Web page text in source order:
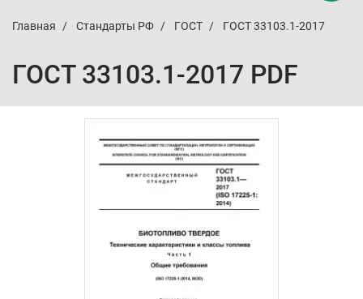
Главная Стандарты РФ ГОСТ ГОСТ 33103.1-2017
ГОСТ 33103.1-2017 PDF